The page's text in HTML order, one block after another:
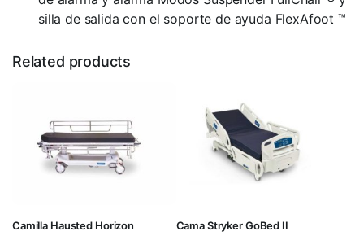
silla de salida con el soporte de ayuda FlexAfoot ™
Related products
Camilla Hausted Horizon Cama Stryker GoBed II